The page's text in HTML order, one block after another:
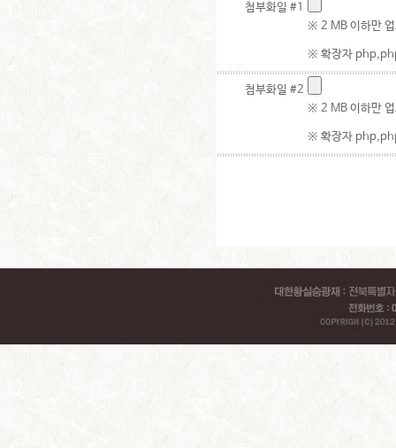
첨부화일 #1
※ 2 MB 이하만
※ 확장자
첨부화일 #2
※ 2 MB 이하만
※ 확장자